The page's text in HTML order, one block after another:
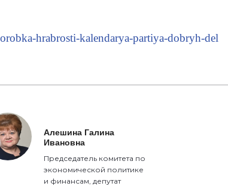
hrabrosti-kalendarya-partiya-dobryh-del
Алешина Галина
Ивановна
Председатель комитета по
экономической политике
и финансам, депутат